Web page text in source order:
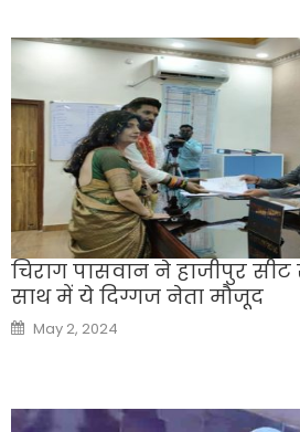
चिराग पासवान ने हाजीपुर
साथ में ये दिग्गज नेता मौजूद
Posted
on
May 2, 2024